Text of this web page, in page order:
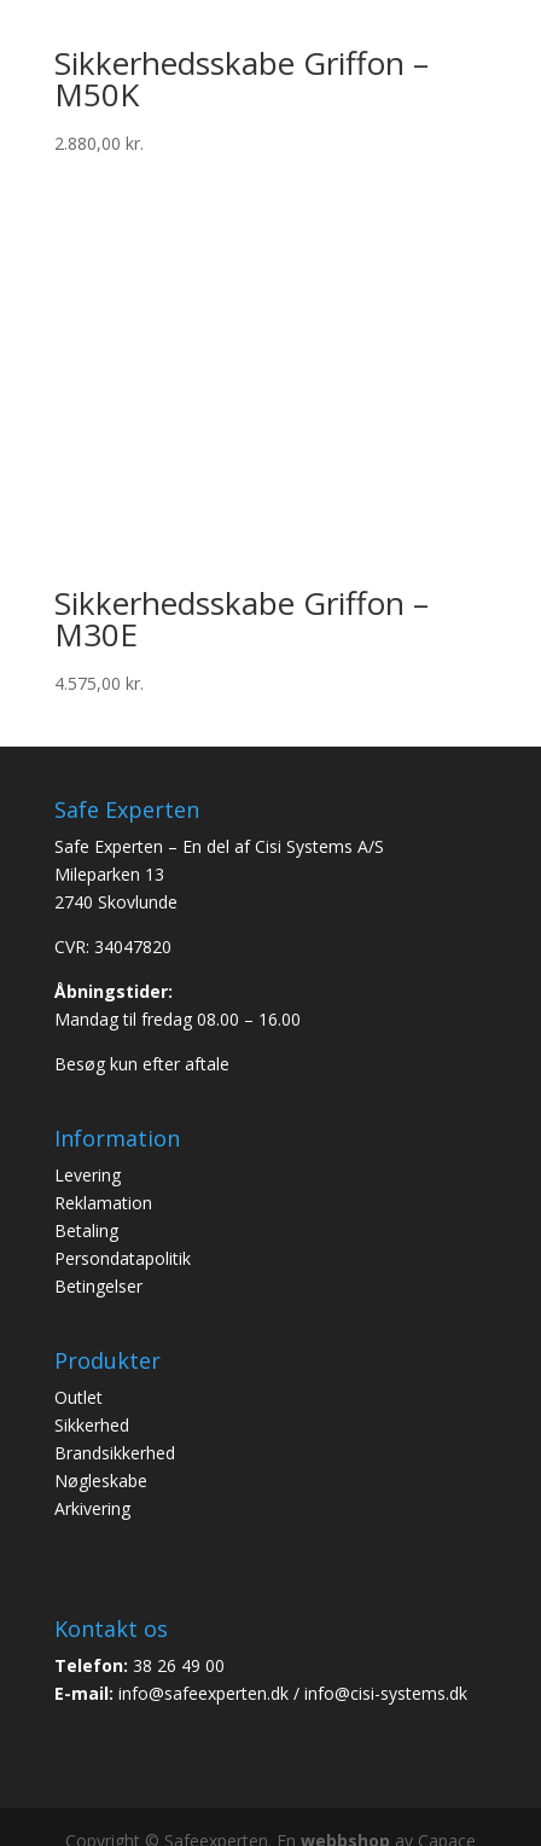
Sikkerhedsskabe Griffon –
M50K
2.880,00 kr.
Sikkerhedsskabe Griffon –
M30E
4.575,00 kr.
Safe Experten
Safe Experten – En del af Cisi Systems A/S
Mileparken 13
2740 Skovlunde
CVR: 34047820
Åbningstider:
Mandag til fredag 08.00 – 16.00
Besøg kun efter aftale
Information
Levering
Reklamation
Betaling
Persondatapolitik
Betingelser
Produkter
Outlet
Sikkerhed
Brandsikkerhed
Nøgleskabe
Arkivering
Kontakt os
Telefon: 38 26 49 00
E-mail: info@safeexperten.dk / info@cisi-systems.dk
Copyright © Safeexperten. En webbshop av Capace